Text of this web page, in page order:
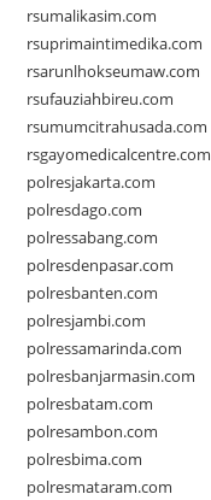
rsumalikasim.com
rsuprimaintimedika.com
rsarunlhokseumaw.com
rsufauziahbireu.com
rsumumcitrahusada.com
rsgayomedicalcentre.com
polresjakarta.com
polresdago.com
polressabang.com
polresdenpasar.com
polresbanten.com
polresjambi.com
polressamarinda.com
polresbanjarmasin.com
polresbatam.com
polresambon.com
polresbima.com
polresmataram.com